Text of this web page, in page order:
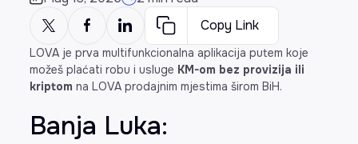
Copy Link
LOVA je prva multifunkcionalna aplikacija putem koje
možeš plaćati robu i usluge KM-om bez provizija ili
kriptom na LOVA prodajnim mjestima širom BiH.
Banja Luka: